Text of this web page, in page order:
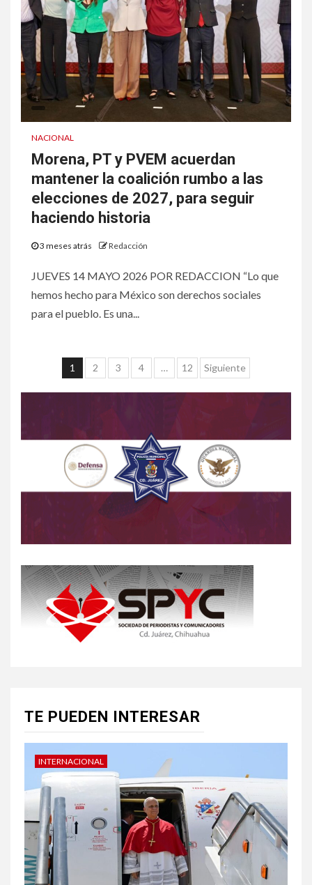
NACIONAL
Morena, PT y PVEM acuerdan
mantener la coalición rumbo a las
elecciones de 2027, para seguir
haciendo historia
3 meses atrás Redacción
JUEVES 14 MAYO 2026 POR REDACCION “Lo que
hemos hecho para México son derechos sociales
para el pueblo. Es una...
1 2 3 4 … 12 Siguiente
TE PUEDEN INTERESAR
INTERNACIONAL